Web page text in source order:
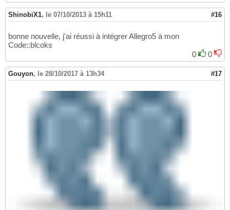
ShinobiX1, le 07/10/2013 à 15h11 #16
bonne nouvelle, j'ai réussi à intégrer Allegro5 à mon
Code::blcoks
0
0
Gouyon, le 28/10/2017 à 13h34 #17